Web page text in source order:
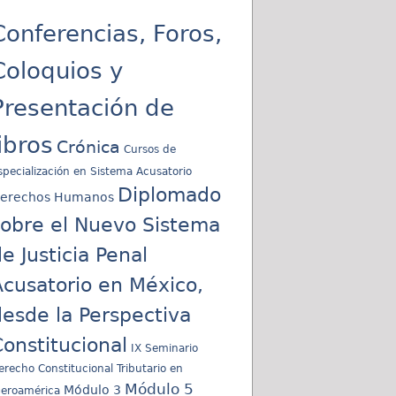
Foros,
y
de
Crónica Cursos de
en Sistema Acusatorio
Humanos Diplomado
el Nuevo Sistema
Justicia Penal
en México,
la Perspectiva
IX Seminario
Constitucional Tributario en
Módulo 3 Módulo 5